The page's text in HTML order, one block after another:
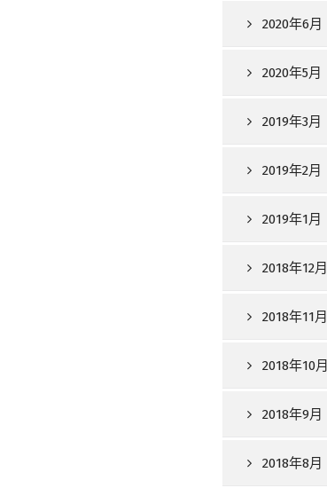
2020年6月
2020年5月
2019年3月
2019年2月
2019年1月
2018年12月
2018年11月
2018年10月
2018年9月
2018年8月